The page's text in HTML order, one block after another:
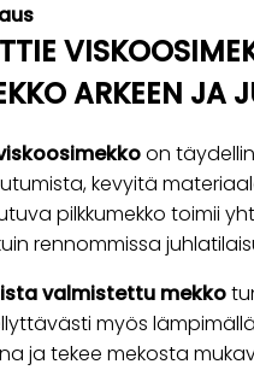
ARKEEN JA
on
kevyitä
pilkkumekko toimii
rennommissa
valmistettu mekko
myös
ja tekee mekosta